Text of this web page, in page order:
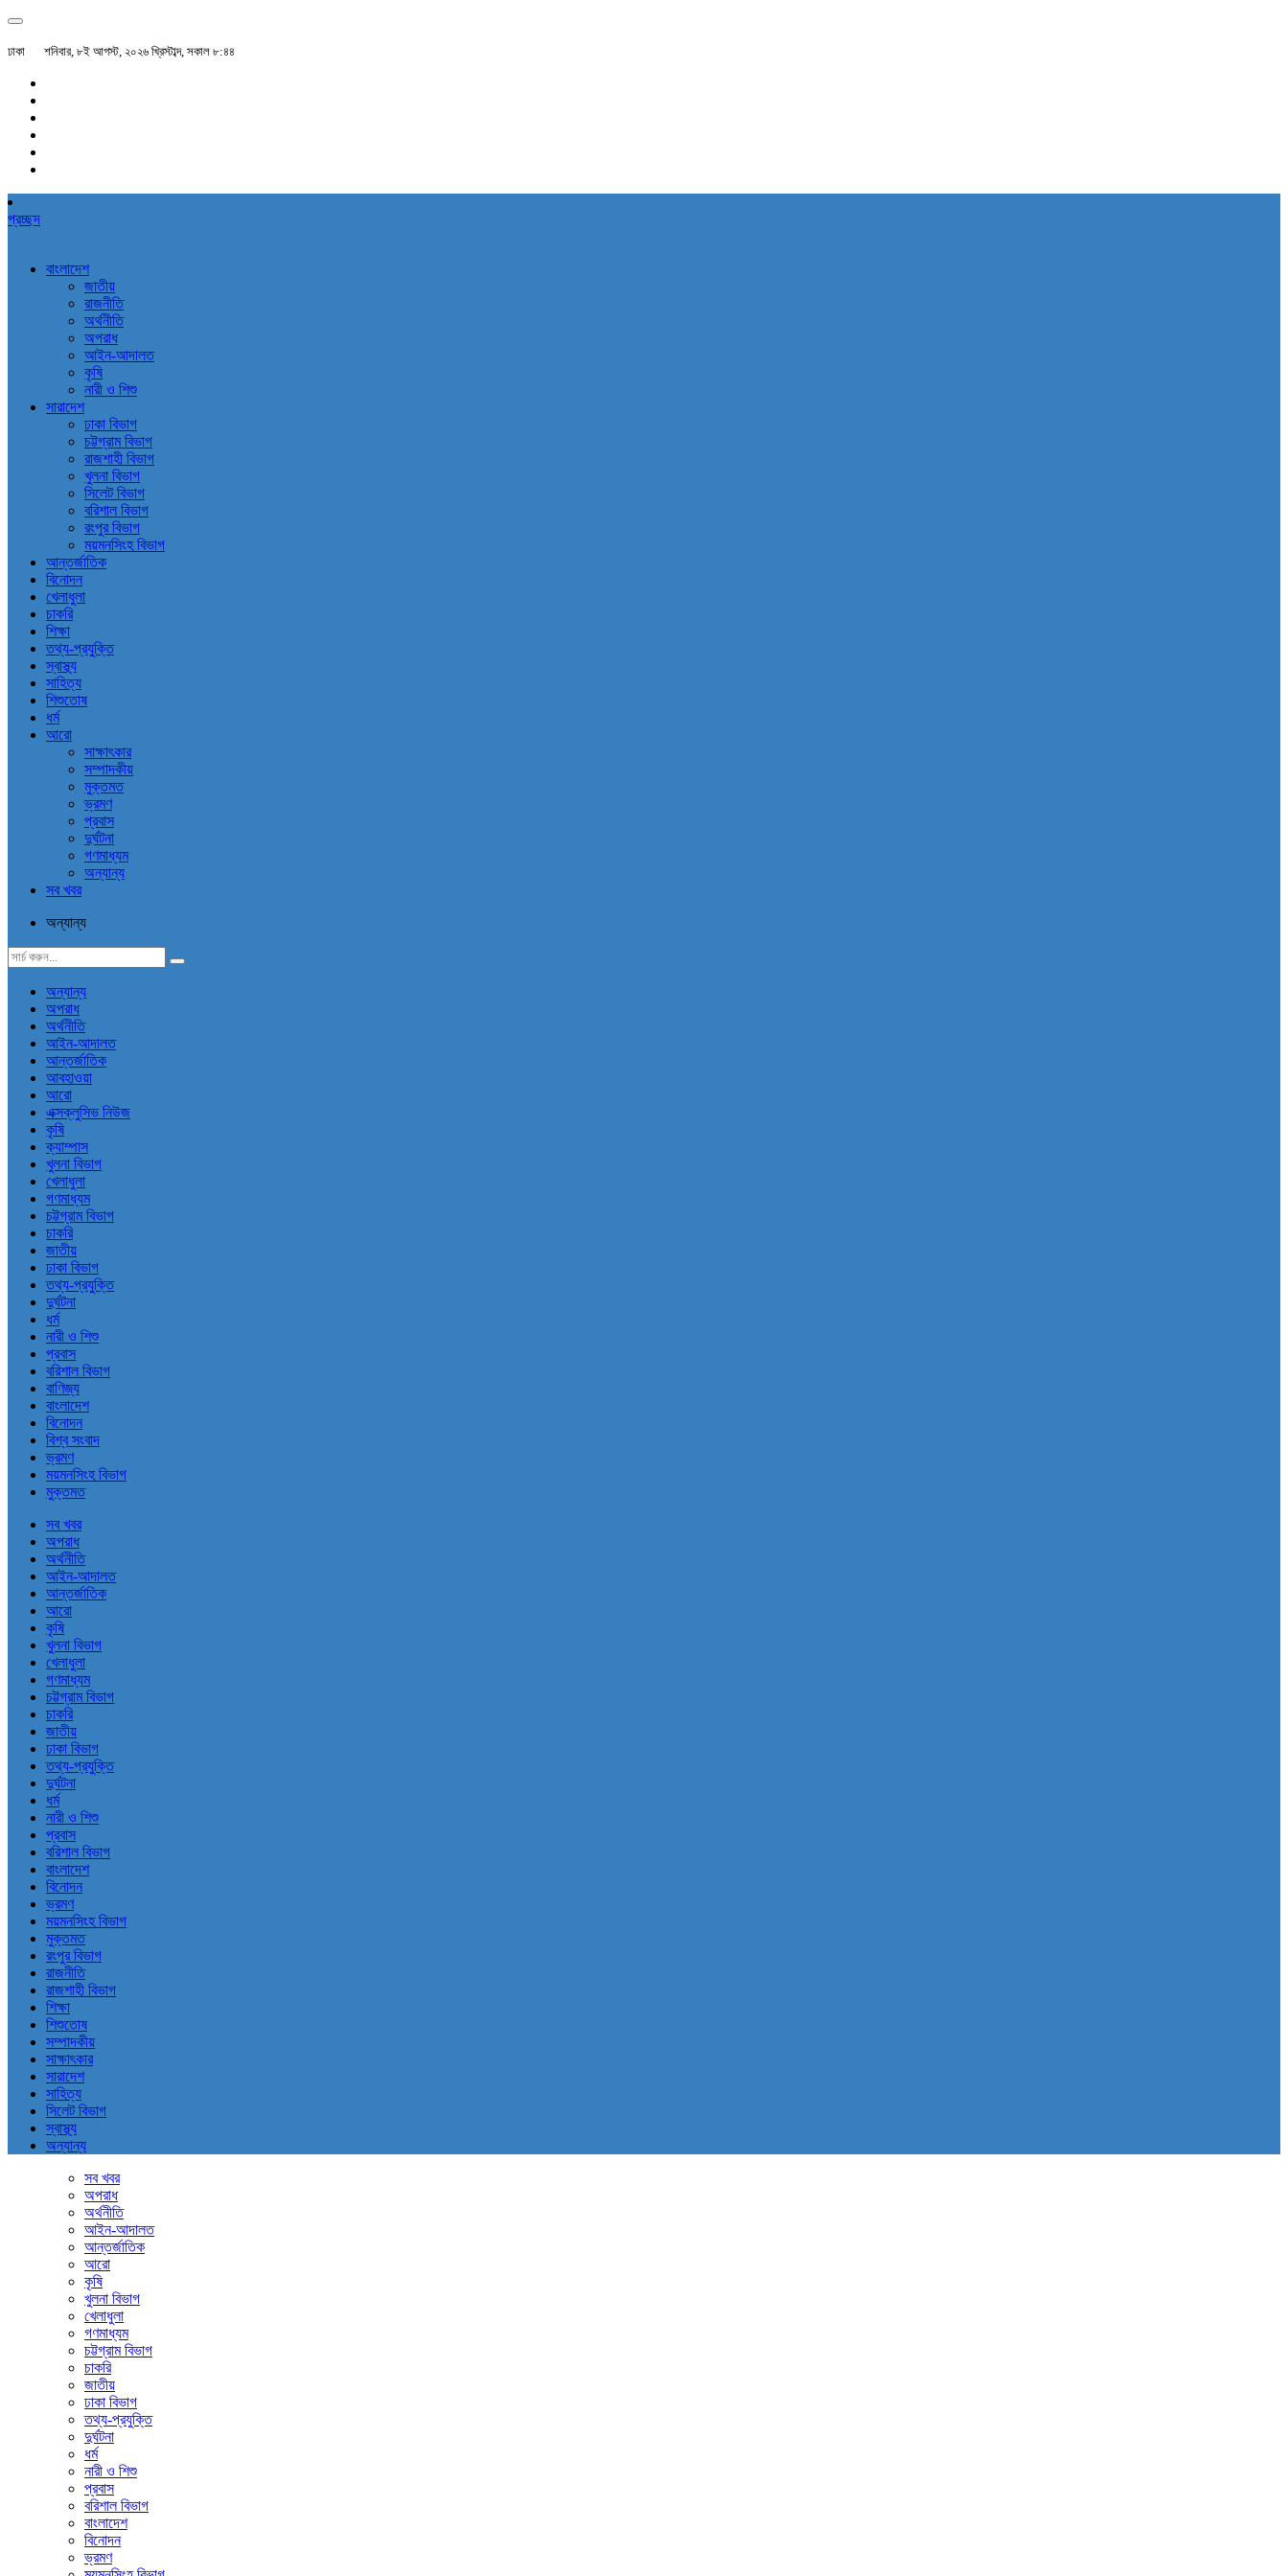
ঢাকা শনিবার, ৮ই আগস্ট, ২০২৬ খ্রিস্টাব্দ, সকাল ৮:৪৪
প্রচ্ছদ
বাংলাদেশ
জাতীয়
রাজনীতি
অর্থনীতি
অপরাধ
আইন-আদালত
কৃষি
নারী ও শিশু
সারাদেশ
ঢাকা বিভাগ
চট্টগ্রাম বিভাগ
রাজশাহী বিভাগ
খুলনা বিভাগ
সিলেট বিভাগ
বরিশাল বিভাগ
রংপুর বিভাগ
ময়মনসিংহ বিভাগ
আন্তর্জাতিক
বিনোদন
খেলাধুলা
চাকরি
শিক্ষা
তথ্য-প্রযুক্তি
স্বাস্থ্য
সাহিত্য
শিশুতোষ
ধর্ম
আরো
সাক্ষাৎকার
সম্পাদকীয়
মুক্তমত
ভ্রমণ
প্রবাস
দুর্ঘটনা
গণমাধ্যম
অন্যান্য
সব খবর
অন্যান্য
অন্যান্য
অপরাধ
অর্থনীতি
আইন-আদালত
আন্তর্জাতিক
আবহাওয়া
আরো
এক্সক্লুসিভ নিউজ
কৃষি
ক্যাম্পাস
খুলনা বিভাগ
খেলাধুলা
গণমাধ্যম
চট্টগ্রাম বিভাগ
চাকরি
জাতীয়
ঢাকা বিভাগ
তথ্য-প্রযুক্তি
দুর্ঘটনা
ধর্ম
নারী ও শিশু
প্রবাস
বরিশাল বিভাগ
বাণিজ্য
বাংলাদেশ
বিনোদন
বিশ্ব সংবাদ
ভ্রমণ
ময়মনসিংহ বিভাগ
মুক্তমত
সব খবর
অপরাধ
অর্থনীতি
আইন-আদালত
আন্তর্জাতিক
আরো
কৃষি
খুলনা বিভাগ
খেলাধুলা
গণমাধ্যম
চট্টগ্রাম বিভাগ
চাকরি
জাতীয়
ঢাকা বিভাগ
তথ্য-প্রযুক্তি
দুর্ঘটনা
ধর্ম
নারী ও শিশু
প্রবাস
বরিশাল বিভাগ
বাংলাদেশ
বিনোদন
ভ্রমণ
ময়মনসিংহ বিভাগ
মুক্তমত
রংপুর বিভাগ
রাজনীতি
রাজশাহী বিভাগ
শিক্ষা
শিশুতোষ
সম্পাদকীয়
সাক্ষাৎকার
সারাদেশ
সাহিত্য
সিলেট বিভাগ
স্বাস্থ্য
অন্যান্য
সব খবর
অপরাধ
অর্থনীতি
আইন-আদালত
আন্তর্জাতিক
আরো
কৃষি
খুলনা বিভাগ
খেলাধুলা
গণমাধ্যম
চট্টগ্রাম বিভাগ
চাকরি
জাতীয়
ঢাকা বিভাগ
তথ্য-প্রযুক্তি
দুর্ঘটনা
ধর্ম
নারী ও শিশু
প্রবাস
বরিশাল বিভাগ
বাংলাদেশ
বিনোদন
ভ্রমণ